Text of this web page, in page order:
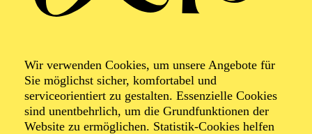
Wir verwenden Cookies, um unsere Angebote für
Sie möglichst sicher, komfortabel und
serviceorientiert zu gestalten. Essenzielle Cookies
sind unentbehrlich, um die Grundfunktionen der
Website zu ermöglichen. Statistik-Cookies helfen
Uraufführung
500 Meter
Ein partizipatives Theater-Spektakel im
Stadtraum